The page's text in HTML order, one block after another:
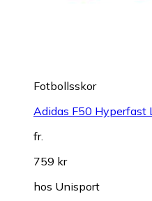
Fotbollsskor
Adidas F50 Hyperfast
fr.
759 kr
hos Unisport